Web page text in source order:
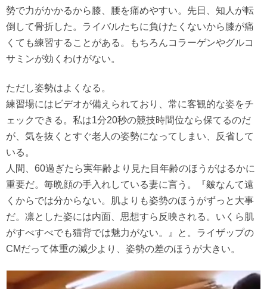
勢で力がかかるから膝、腰を痛めやすい。先日、知人が転
倒して骨折した。ライバルたちに負けたくないから膝が痛
くても練習することがある。もちろんコラーゲンやグルコ
サミンが効くわけがない。
ただし姿勢はよくなる。
練習場にはビデオが備えられており、常に客観的な姿をチ
ェックできる。私は1分20秒の競技時間位なら保てるのだ
が、気を抜くとすぐ老人の姿勢になってしまい、反省して
いる。
人間、60過ぎたら実年齢より見た目年齢のほうがはるかに
重要だ。毎晩顔の手入れしている妻に言う。『皴なんて遠
くからでは分からない。肌よりも姿勢のほうがずっと大事
だ。凛とした姿には内面、思想すら反映される。いくら肌
がすべすべでも猫背では魅力がない。』と。ライザップの
CMだって体重の減少より、姿勢の差のほうが大きい。